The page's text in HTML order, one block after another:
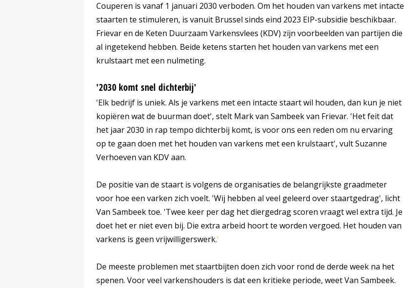
Couperen is vanaf 1 januari 2030 verboden. Om het houden van varkens met intacte
staarten te stimuleren, is vanuit Brussel sinds eind 2023 EIP-subsidie beschikbaar.
Frievar en de Keten Duurzaam Varkensvlees (KDV) zijn voorbeelden van partijen die
al ingetekend hebben. Beide ketens starten het houden van varkens met een
krulstaart met een nulmeting.
'2030 komt snel dichterbij'
'Elk bedrijf is uniek. Als je varkens met een intacte staart wil houden, dan kun je niet
kopiëren wat de buurman doet', stelt Mark van Sambeek van Frievar. 'Het feit dat
het jaar 2030 in rap tempo dichterbij komt, is voor ons een reden om nu ervaring
op te gaan doen met het houden van varkens met een krulstaart', vult Suzanne
Verhoeven van KDV aan.
De positie van de staart is volgens de organisaties de belangrijkste graadmeter
voor hoe een varken zich voelt. 'Wij hebben al veel geleerd over staartgedrag', licht
Van Sambeek toe. 'Twee keer per dag het diergedrag scoren vraagt wel extra tijd. Je
doet het er niet even bij. Die extra arbeid hoort te worden vergoed. Het houden van
varkens is geen vrijwilligerswerk.'
De meeste problemen met staartbijten doen zich voor rond de derde week na het
spenen. Voor veel varkenshouders is dat een kritieke periode, weet Van Sambeek.